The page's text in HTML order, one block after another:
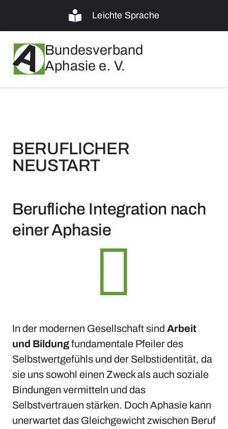
Leichte Sprache
Bundesverband
Aphasie e. V.
BERUFLICHER
NEUSTART
Berufliche Integration nach
einer Aphasie
In der modernen Gesellschaft sind Arbeit
und Bildungfundamentale Pfeiler des
Selbstwertgefühls und der Selbstidentität, da
sie uns sowohl einen Zweck als auch soziale
Bindungen vermitteln und das
Selbstvertrauen stärken. Doch Aphasie kann
unerwartet das Gleichgewicht zwischen Beruf